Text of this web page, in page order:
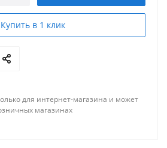
Купить в 1 клик
для интернет-магазина и может
магазинах